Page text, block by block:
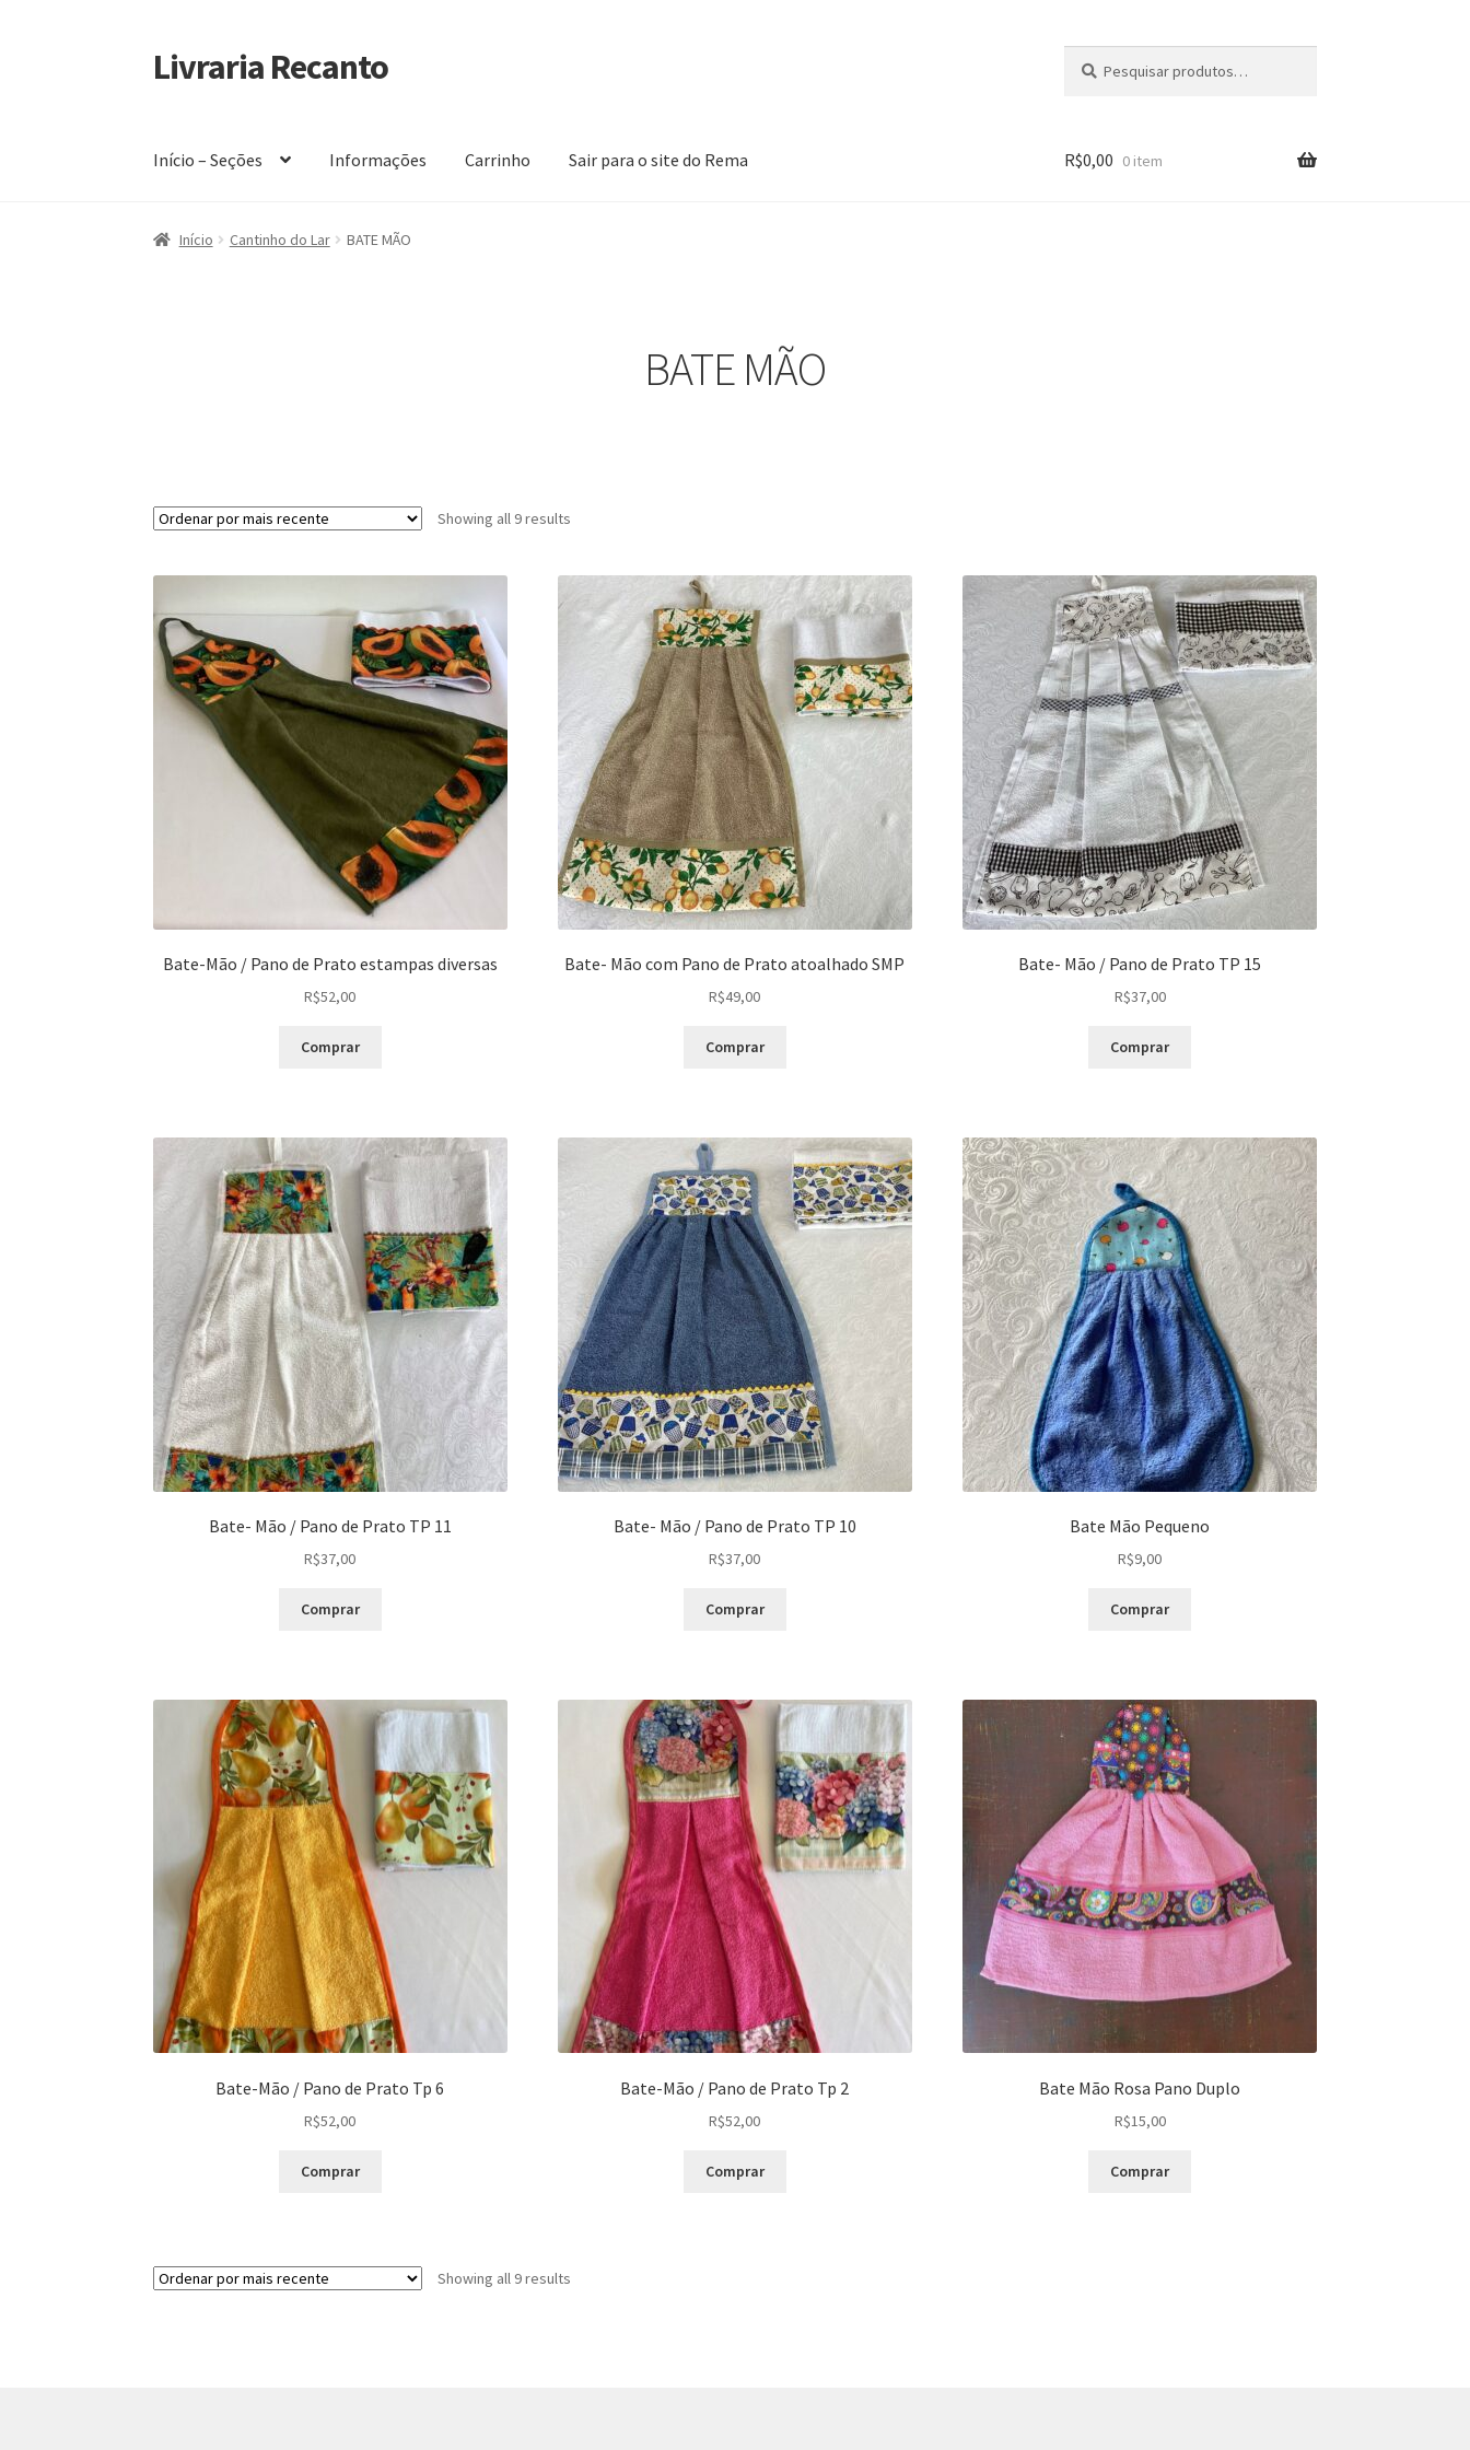
Pular
para
Pular
para
Livraria Recanto
por:
Início – Seções Informações Carrinho Sair para o site do Rema
Início Carrinho Finalidade do Bazar
R$0,00 0 item
Início Cantinho do Lar BATE MÃO
BATE MÃO
Showing all 9 results
Bate-Mão / Pano de Prato estampas diversas
R$52,00
Comprar
Bate- Mão com Pano de Prato atoalhado SMP
R$49,00
Comprar
Bate- Mão / Pano de Prato TP 15
R$37,00
Comprar
Bate- Mão / Pano de Prato TP 11
R$37,00
Comprar
Bate- Mão / Pano de Prato TP 10
R$37,00
Comprar
Bate Mão Pequeno
R$9,00
Comprar
Bate-Mão / Pano de Prato Tp 6
R$52,00
Comprar
Bate-Mão / Pano de Prato Tp 2
R$52,00
Comprar
Bate Mão Rosa Pano Duplo
R$15,00
Comprar
Showing all 9 results